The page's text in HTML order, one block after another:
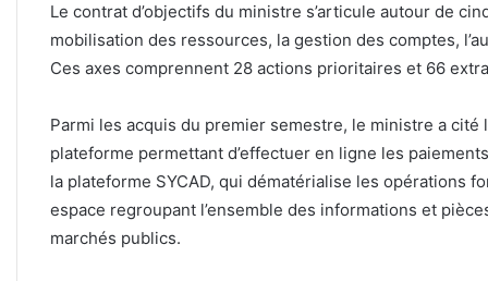
‎Le contrat d’objectifs du ministre s’articule autour de
mobilisation des ressources, la gestion des comptes,
Ces axes comprennent 28 actions prioritaires et 66
‎Parmi les acquis du premier semestre, le ministre a cité
plateforme permettant d’effectuer en ligne les
la plateforme SYCAD, qui dématérialise les opérations
espace regroupant l’ensemble des informations et
marchés publics.